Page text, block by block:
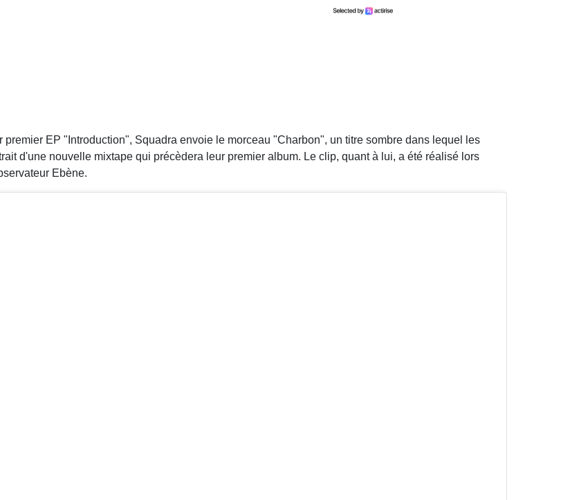
EP "Introduction", Squadra envoie le morceau "Charbon", un titre sombre dans lequel les
d'une nouvelle mixtape qui précèdera leur premier album. Le clip, quant à lui, a été réalisé lors
Ebène.